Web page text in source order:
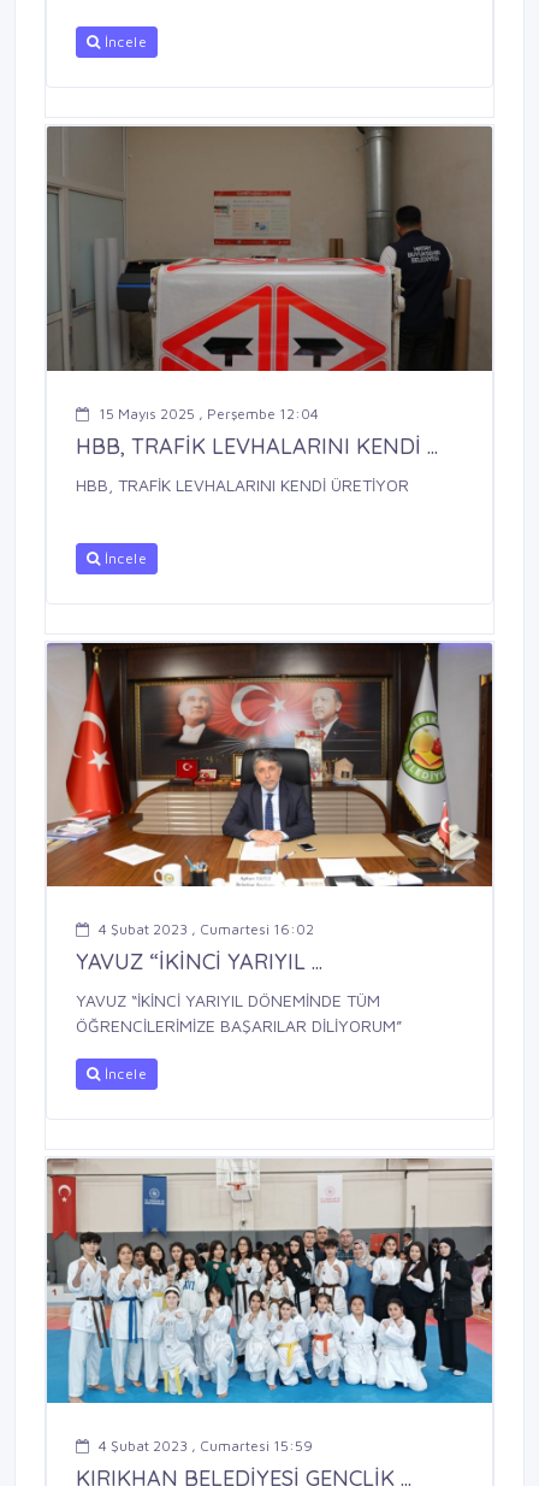
İncele
15 Mayıs 2025 , Perşembe 12:04
HBB, TRAFİK LEVHALARINI KENDİ ...
HBB, TRAFİK LEVHALARINI KENDİ ÜRETİYOR
İncele
4 Şubat 2023 , Cumartesi 16:02
YAVUZ “İKİNCİ YARIYIL ...
YAVUZ “İKİNCİ YARIYIL DÖNEMİNDE TÜM
ÖĞRENCİLERİMİZE BAŞARILAR DİLİYORUM”
İncele
4 Şubat 2023 , Cumartesi 15:59
KIRIKHAN BELEDİYESİ GENÇLİK ...